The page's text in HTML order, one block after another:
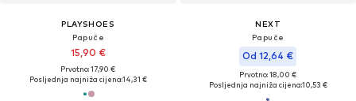
PLAYSHOES
Papuče
15,90 €
Prvotno: 17,90 €
Posljednja najniža cijena:14,31 €
NEXT
Papuče
Od 12,64 €
Prvotno: 18,00 €
Posljednja najniža cijena:10,53 €